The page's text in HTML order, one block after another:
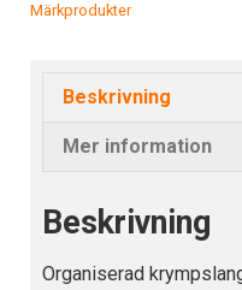
Märkprodukter
Beskrivning
Mer information
Beskrivning
Organiserad